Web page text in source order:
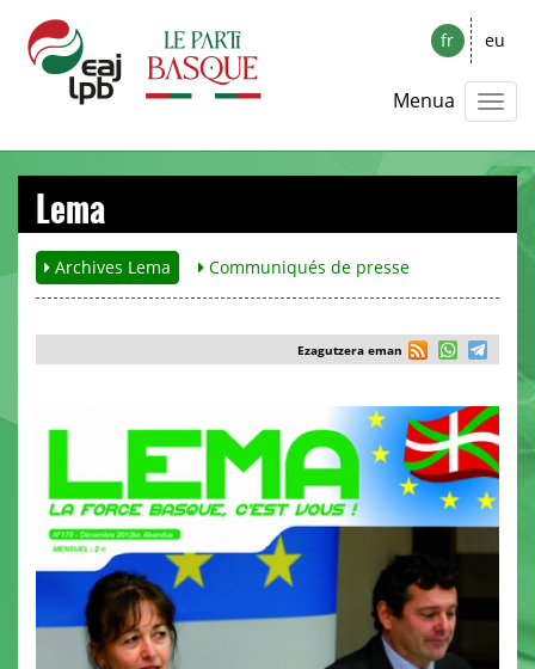
fr eu
Menua
Lema
Archives Lema Communiqués de presse
Ezagutzera eman